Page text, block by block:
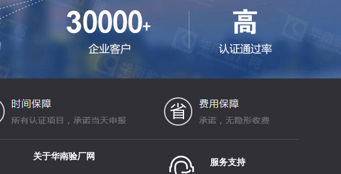
关于华南验厂网 服务支持